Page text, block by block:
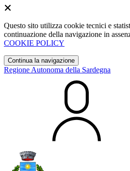
Questo sito utilizza cookie tecnici e
continuazione della navigazione in
COOKIE POLICY
Continua la navigazione
Regione Autonoma della Sardegna